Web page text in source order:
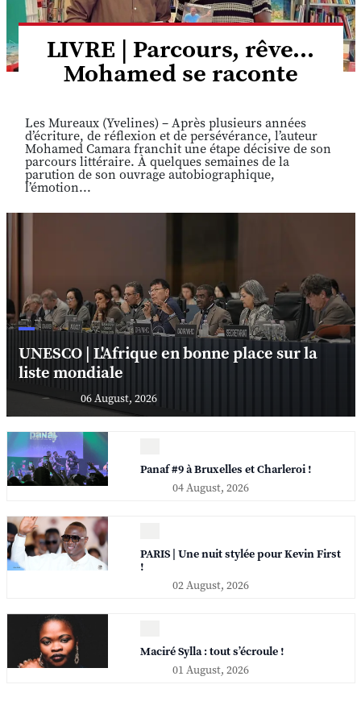
LIVRE | Parcours, rêve...
Mohamed se raconte
Les Mureaux (Yvelines) – Après plusieurs années
d’écriture, de réflexion et de persévérance, l’auteur
Mohamed Camara franchit une étape décisive de son
parcours littéraire. À quelques semaines de la
parution de son ouvrage autobiographique,
l’émotion...
UNESCO | L'Afrique en bonne place sur la
liste mondiale
06 August, 2026
Panaf #9 à Bruxelles et Charleroi !
04 August, 2026
PARIS | Une nuit stylée pour Kevin First
!
02 August, 2026
Maciré Sylla : tout s’écroule !
01 August, 2026